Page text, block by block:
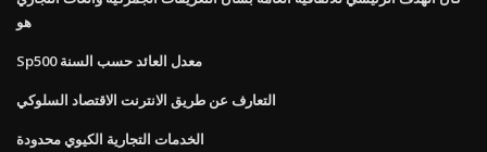
هو
Sp500 معدل العائد حسب السنة
التعارف عن طريق الانترنت الاقتصاد السلوكي
الخدمات التجارية الكيوي محدودة